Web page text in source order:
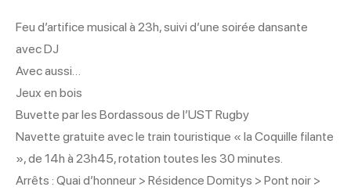
Feu d’artifice musical à 23h, suivi d’une soirée dansante
avec DJ
Avec aussi…
Jeux en bois
Buvette par les Bordassous de l’UST Rugby
Navette gratuite avec le train touristique « la Coquille filante
», de 14h à 23h45, rotation toutes les 30 minutes.
Arrêts : Quai d’honneur > Résidence Domitys > Pont noir >